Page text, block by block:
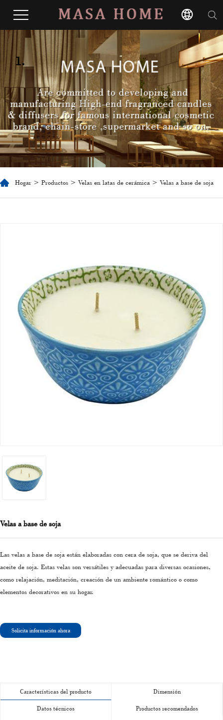
1.
Hogar > Productos > Velas en latas de cerámica > Velas a base de soja
Velas a base de soja
Las velas a base de soja están elaboradas con cera de soja, que se deriva del
aceite de soja. Estas velas son versátiles y adecuadas para diversas ocasiones,
como relajación, meditación, creación de un ambiente romántico o como
elementos decorativos en su hogar.
Solicita información ahora
Características del producto Dimensión
Datos técnicos Productos recomendados